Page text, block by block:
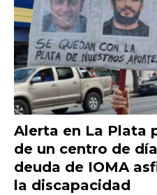
Alerta en La Plata
de un centro de
deuda de IOMA
la discapacidad